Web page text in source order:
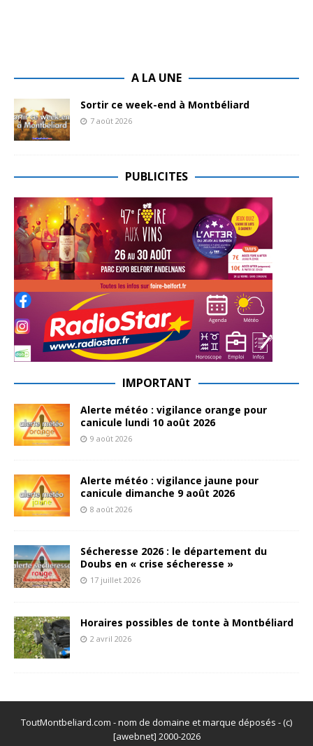
A LA UNE
Sortir ce week-end à Montbéliard
7 août 2026
PUBLICITES
IMPORTANT
Alerte météo : vigilance orange pour
canicule lundi 10 août 2026
9 août 2026
Alerte météo : vigilance jaune pour
canicule dimanche 9 août 2026
8 août 2026
Sécheresse 2026 : le département du
Doubs en « crise sécheresse »
17 juillet 2026
Horaires possibles de tonte à Montbéliard
2 avril 2026
ToutMontbeliard.com - nom de domaine et marque déposés - (c)
[awebnet] 2000-2026